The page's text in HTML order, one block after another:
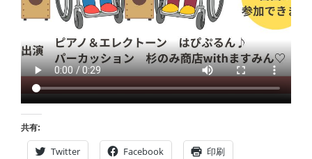
共有:
Twitter Facebook 印刷